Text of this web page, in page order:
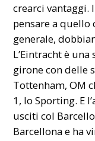
crearci vantaggi.
pensare a quello
generale,
L’Eintracht è
girone con delle
Tottenham, OM
1, lo Sporting. E
usciti col
Barcellona e ha